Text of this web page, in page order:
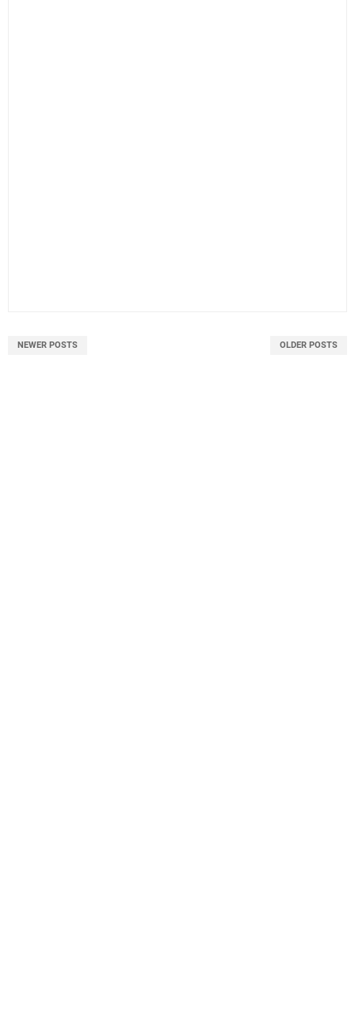
NEWER POSTS OLDER POSTS